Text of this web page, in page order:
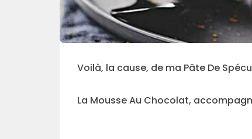
Voilà, la cause, de ma Pâte De
La Mousse Au Chocolat,